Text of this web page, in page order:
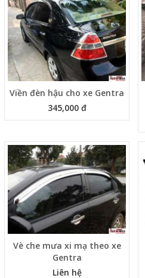
Viền đèn hậu cho xe Gentra
345,000 đ
Vè che mưa xi mạ theo xe
Gentra
Liên hệ